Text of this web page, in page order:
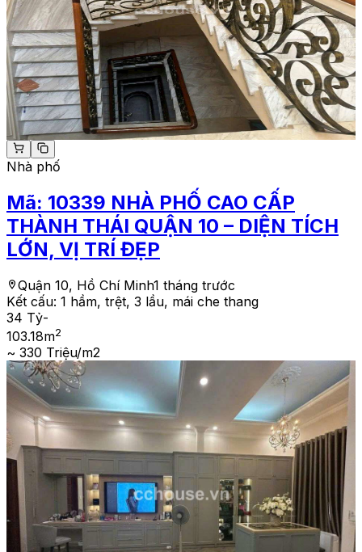
Nhà phố
Mã: 10339 NHÀ PHỐ CAO CẤP
THÀNH THÁI QUẬN 10 – DIỆN TÍCH
LỚN, VỊ TRÍ ĐẸP
Quận 10, Hồ Chí Minh1 tháng trước
Kết cấu: 1 hầm, trệt, 3 lầu, mái che thang
34 Tỷ-
103.18m2
~ 330 Triệu/m2